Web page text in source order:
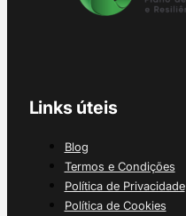
Links úteis
Blog
Termos e Condições
Política de Privacidade
Política de Cookies